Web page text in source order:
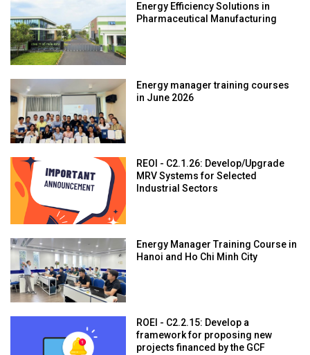
Energy Efficiency Solutions in
Pharmaceutical Manufacturing
Energy manager training courses
in June 2026
REOI - C2.1.26: Develop/Upgrade
MRV Systems for Selected
Industrial Sectors
Energy Manager Training Course in
Hanoi and Ho Chi Minh City
ROEI - C2.2.15: Develop a
framework for proposing new
projects financed by the GCF